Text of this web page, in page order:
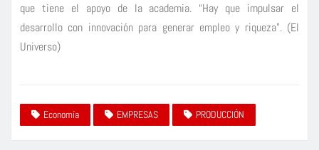
que tiene el apoyo de la academia. “Hay que impulsar el
desarrollo con innovación para generar empleo y riqueza”. (El
Universo)
Economía EMPRESAS PRODUCCIÓN